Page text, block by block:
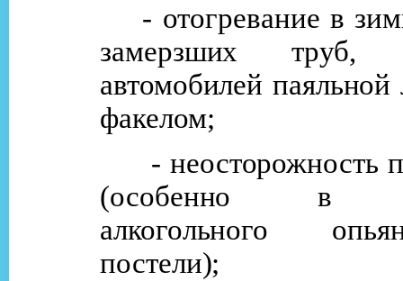
- отогревание в
замерзших труб,
автомобилей
факелом;
- неосторожность
(особенно в
алкогольного
постели);